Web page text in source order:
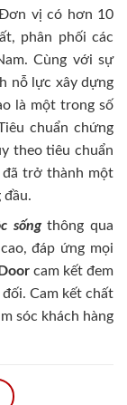
vị có hơn 10
phân phối các
Cùng với sự
nỗ lực xây dựng
là một trong số
chuẩn chứng
theo tiêu chuẩn
đã trở thành một
đầu.
sốngthông qua
đáp ứng mọi
cam kết đem
Cam kết chất
sóc khách hàng